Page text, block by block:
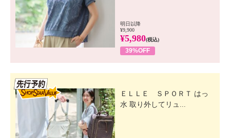
明日以降
¥9,900
¥5,980(税込)
39%OFF
ＥＬＬＥ ＳＰＯＲＴ はっ
水 取り外してリュ...